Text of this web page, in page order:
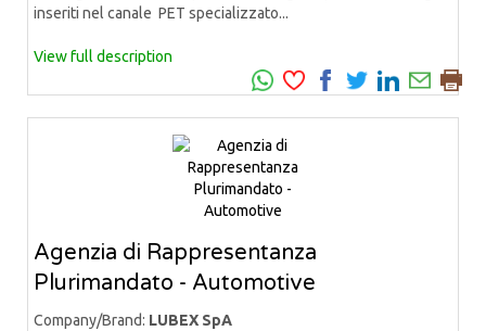
inseriti nel canale PET specializzato...
View full description
Agenzia di Rappresentanza
Plurimandato - Automotive
Company/Brand: LUBEX SpA